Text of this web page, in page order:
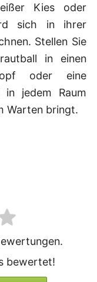
Kies oder
sich in ihrer
Stellen Sie
in einen
oder eine
jedem Raum
Warten bringt.
bewertet!